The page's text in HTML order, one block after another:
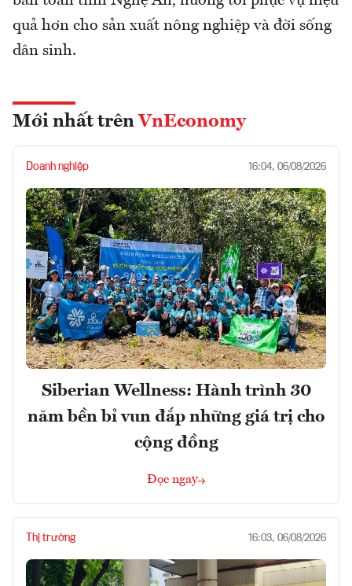
quả hơn cho sản xuất nông nghiệp và đời sống
dân sinh.
Mới nhất trên VnEconomy
Doanh nghiệp 16:04, 06/08/2026
Siberian Wellness: Hành trình 30
năm bền bỉ vun đắp những giá trị cho
cộng đồng
Đọc ngay
Thị trường 16:03, 06/08/2026